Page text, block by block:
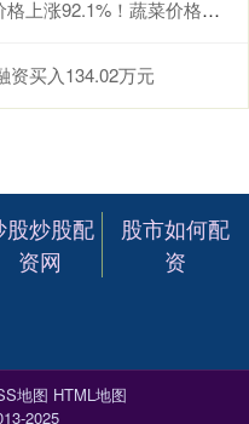
也大幅上涨 部分地区学生面临“米饭减供”
资买入134.02万元
股炒股配
资网
股市如何配
资
地图 HTML地图
2025